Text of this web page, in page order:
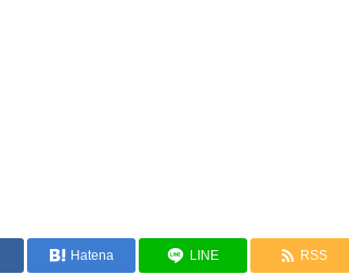
Hatena LINE RSS